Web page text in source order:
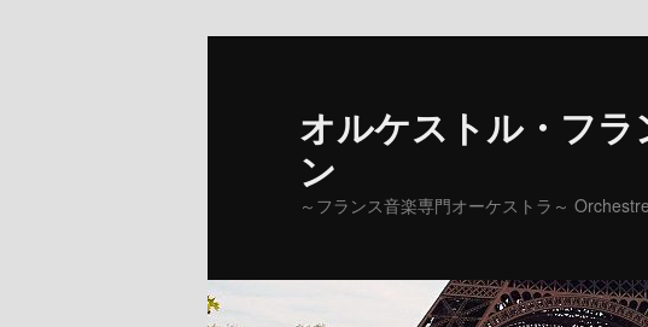
オルケストル・フ
ン
～フランス音楽専門オーケストラ～